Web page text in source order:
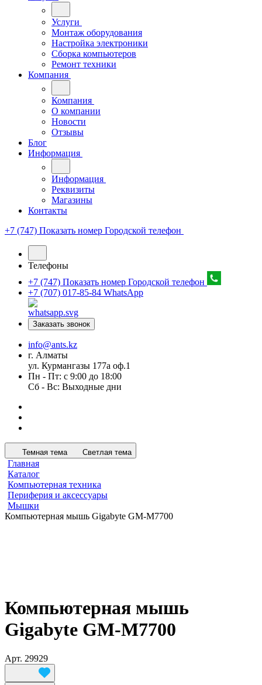
Услуги
Монтаж оборудования
Настройка электроники
Сборка компьютеров
Ремонт техники
Компания
Компания
О компании
Новости
Отзывы
Блог
Информация
Информация
Реквизиты
Магазины
Контакты
+7 (747) Показать номер Городской телефон
Телефоны
+7 (747) Показать номер Городской телефон
+7 (707) 017-85-84 WhatsApp
Заказать звонок
info@ants.kz
г. Алматы
ул. Курмангазы 177а оф.1
Пн - Пт: с 9:00 до 18:00
Сб - Вс: Выходные дни
Темная тема Светлая тема
Главная
Каталог
Компьютерная техника
Периферия и аксессуары
Мышки
Компьютерная мышь Gigabyte GM-M7700
Компьютерная мышь
Gigabyte GM-M7700
Арт. 29929